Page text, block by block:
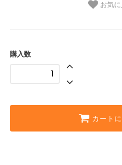
お気に
購入数
カート